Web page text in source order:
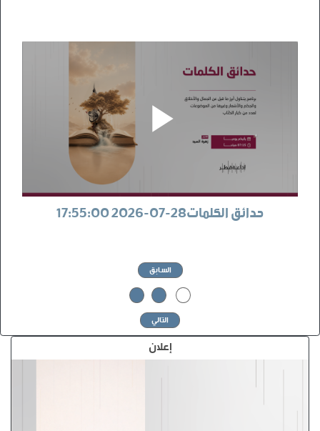
حدائق الكلمات28-07-2026 17:55:00
السابق
1
2
3
التالي
إعلان